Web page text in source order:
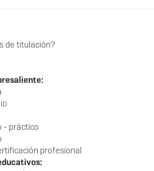
de titulación?
- práctico
profesional